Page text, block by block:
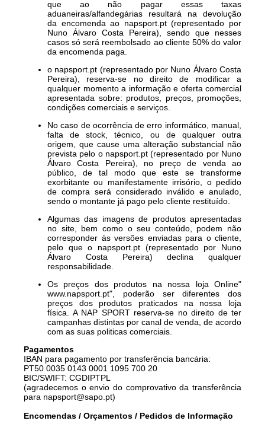
que ao não pagar essas taxas
aduaneiras/alfandegárias resultará na devolução
da encomenda ao napsport.pt (representado por
Nuno Álvaro Costa Pereira), sendo que nesses
casos só será reembolsado ao cliente 50% do valor
da encomenda paga.
o napsport.pt (representado por Nuno Álvaro Costa
Pereira), reserva-se no direito de modificar a
qualquer momento a informação e oferta comercial
apresentada sobre: produtos, preços, promoções,
condições comerciais e serviços.
No caso de ocorrência de erro informático, manual,
falta de stock, técnico, ou de qualquer outra
origem, que cause uma alteração substancial não
prevista pelo o napsport.pt (representado por Nuno
Álvaro Costa Pereira), no preço de venda ao
público, de tal modo que este se transforme
exorbitante ou manifestamente irrisório, o pedido
de compra será considerado inválido e anulado,
sendo o montante já pago pelo cliente restituído.
Algumas das imagens de produtos apresentadas
no site, bem como o seu conteúdo, podem não
corresponder às versões enviadas para o cliente,
pelo que o napsport.pt (representado por Nuno
Álvaro Costa Pereira) declina qualquer
responsabilidade.
Os preços dos produtos na nossa loja Online"
www.napsport.pt", poderão ser diferentes dos
preços dos produtos praticados na nossa loja
física. A NAP SPORT reserva-se no direito de ter
campanhas distintas por canal de venda, de acordo
com as suas politicas comerciais.
Pagamentos
IBAN para pagamento por transferência bancária:
PT50 0035 0143 0001 1095 700 20
BIC/SWIFT: CGDIPTPL
(agradecemos o envio do comprovativo da transferência
para napsport@sapo.pt)
Encomendas / Orçamentos / Pedidos de Informação